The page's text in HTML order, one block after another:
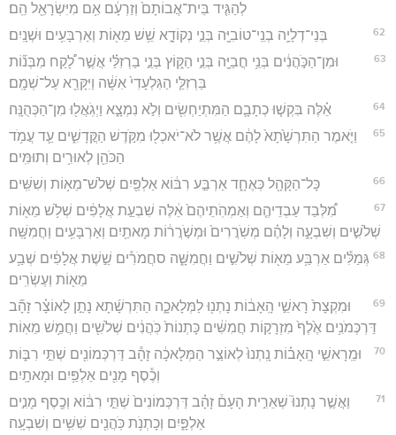
לְהַגִּ֤יד בֵּית־אֲבוֹתָם֙ וְזַרְעָ֔ם אִ֥ם מִיִּשְׂרָאֵ֖ל הֵֽם׃
62 בְּנֵי־דְלָיָ֥ה בְנֵֽי־טוֹבִיָּ֖ה בְּנֵ֣י נְקוֹדָ֑א שֵׁ֥שׁ מֵא֖וֹת וְאַרְבָּעִ֥ים וּשְׁנָֽיִם׃
63
וּמִן־הַכֹּ֣הֲנִ֔ים בְּנֵ֥י חֳבַיָּ֖ה בְּנֵ֣י הַקּ֑וֹץ בְּנֵ֣י בַרְזִלַּ֗י אֲשֶׁ֣ר לָ֠קַח מִבְּנ֞וֹת
בַּרְזִלַּ֤י הַגִּלְעָדִי֙ אִשָּׁ֔ה וַיִּקָּרֵ֖א עַל־שְׁמָֽם׃
64 אֵ֗לֶּה בִּקְשׁ֧וּ כְתָבָ֛ם הַמִּתְיַחְשִׂ֖ים וְלֹ֣א נִמְצָ֑א וַיְגֹֽאֲל֖וּ מִן־הַכְּהֻנָּֽה׃
65
וַיֹּ֤אמֶר הַתִּרְשָׁ֙תָא֙ לָהֶ֔ם אֲשֶׁ֥ר לֹא־יֹאכְל֖וּ מִקֹּ֣דֶשׁ הַקֳּדָשִׁ֑ים עַ֛ד עֲמֹ֥ד
הַכֹּהֵ֖ן לְאוּרִ֥ים וְתוּמִּֽים׃
66 כָּל־הַקָּהָ֖ל כְּאֶחָ֑ד אַרְבַּ֣ע רִבּ֔וֹא אַלְפַּ֖יִם שְׁלֹשׁ־מֵא֥וֹת וְשִׁשִּֽׁים׃
67
מִ֠לְּבַד עַבְדֵיהֶ֤ם וְאַמְהֹֽתֵיהֶם֙ אֵ֔לֶּה שִׁבְעַ֣ת אֲלָפִ֔ים שְׁלֹ֥שׁ מֵא֖וֹת
שְׁלֹשִׁ֣ים וְשִׁבְעָ֑ה וְלָהֶ֗ם מְשֹֽׁרֲרִים֙ וּמְשֹׁ֣רֲר֔וֹת מָאתַ֖יִם וְאַרְבָּעִ֥ים וַחֲמִשָּֽׁה׃
68 גְּמַלִּ֕ים אַרְבַּ֥ע מֵא֖וֹת שְׁלֹשִׁ֣ים וַחֲמִשָּׁ֑ה סחֲמֹרִ֕ים שֵׁ֣שֶׁת אֲלָפִ֔ים שְׁבַ֥ע
מֵא֖וֹת וְעֶשְׂרִֽים׃
69
וּמִקְצָת֙ רָאשֵׁ֣י הָֽאָב֔וֹת נָתְנ֖וּ לַמְּלָאכָ֑ה הַתִּרְשָׁ֜תָא נָתַ֣ן לָאוֹצָ֗ר זָהָ֞ב
דַּרְכְּמֹנִ֥ים אֶ֙לֶף֙ מִזְרָק֣וֹת חֲמִשִּׁ֔ים כָּתְנוֹת֙ כֹּֽהֲנִ֔ים שְׁלֹשִׁ֖ים וַחֲמֵ֥שׁ מֵאֽוֹת׃
70
וּמֵֽרָאשֵׁ֣י הָֽאָב֗וֹת נָֽתְנוּ֙ לְאוֹצַ֣ר הַמְּלָאכָ֔ה זָהָ֕ב דַּרְכְּמוֹנִ֖ים שְׁתֵּ֣י רִבּ֑וֹת
וְכֶ֕סֶף מָנִ֖ים אַלְפַּ֥יִם וּמָאתָֽיִם׃
71
וַאֲשֶׁ֣ר נָתְנוּ֮ שְׁאֵרִ֣ית הָעָם֒ זָהָ֗ב דַּרְכְּמוֹנִים֙ שְׁתֵּ֣י רִבּ֔וֹא וְכֶ֖סֶף מָנִ֣ים
אַלְפָּ֑יִם וְכָתְנֹ֥ת כֹּֽהֲנִ֖ים שִׁשִּׁ֥ים וְשִׁבְעָֽה׃